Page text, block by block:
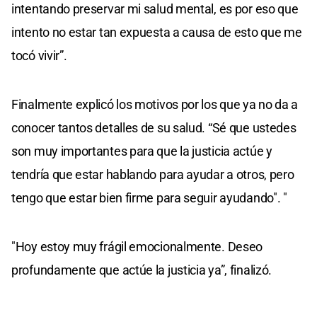
intentando preservar mi salud mental, es por eso que
intento no estar tan expuesta a causa de esto que me
tocó vivir”.
Finalmente explicó los motivos por los que ya no da a
conocer tantos detalles de su salud. “Sé que ustedes
son muy importantes para que la justicia actúe y
tendría que estar hablando para ayudar a otros, pero
tengo que estar bien firme para seguir ayudando". "
"Hoy estoy muy frágil emocionalmente. Deseo
profundamente que actúe la justicia ya”, finalizó.